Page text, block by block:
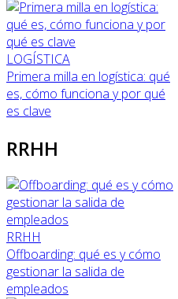
LOGÍSTICA
Primera milla en logística: qué
es, cómo funciona y por qué
es clave
RRHH
RRHH
Offboarding: qué es y cómo
gestionar la salida de
empleados